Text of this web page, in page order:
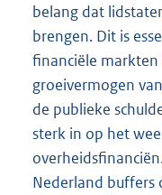
belang dat
brengen. Dit is
financiële
groeivermogen
de publieke
sterk in op het
Nederland buffers